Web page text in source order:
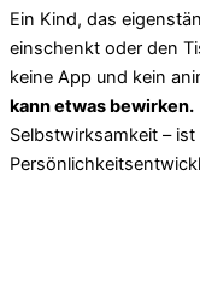
Ein Kind, das
einschenkt oder den
keine App und kein
kann etwas bewirken.
Selbstwirksamkeit –